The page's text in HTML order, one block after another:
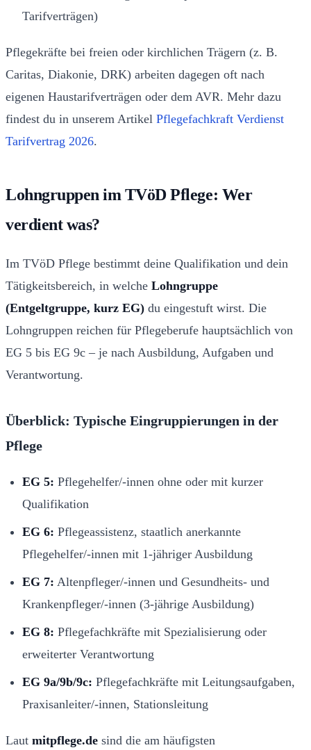
Tarifverträgen)
Pflegekräfte bei freien oder kirchlichen Trägern (z. B.
Caritas, Diakonie, DRK) arbeiten dagegen oft nach
eigenen Haustarifverträgen oder dem AVR. Mehr dazu
findest du in unserem Artikel Pflegefachkraft Verdienst
Tarifvertrag 2026.
Lohngruppen im TVöD Pflege: Wer
verdient was?
Im TVöD Pflege bestimmt deine Qualifikation und dein
Tätigkeitsbereich, in welche Lohngruppe
(Entgeltgruppe, kurz EG) du eingestuft wirst. Die
Lohngruppen reichen für Pflegeberufe hauptsächlich von
EG 5 bis EG 9c – je nach Ausbildung, Aufgaben und
Verantwortung.
Überblick: Typische Eingruppierungen in der
Pflege
EG 5: Pflegehelfer/-innen ohne oder mit kurzer
Qualifikation
EG 6: Pflegeassistenz, staatlich anerkannte
Pflegehelfer/-innen mit 1-jähriger Ausbildung
EG 7: Altenpfleger/-innen und Gesundheits- und
Krankenpfleger/-innen (3-jährige Ausbildung)
EG 8: Pflegefachkräfte mit Spezialisierung oder
erweiterter Verantwortung
EG 9a/9b/9c: Pflegefachkräfte mit Leitungsaufgaben,
Praxisanleiter/-innen, Stationsleitung
Laut mitpflege.de sind die am häufigsten